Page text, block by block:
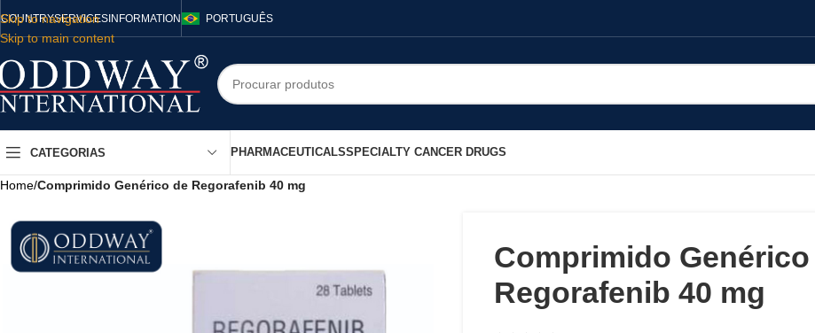
Skip to navigation
Skip to main content
COUNTRYSERVICESINFORMATION PORTUGUÊS
CATEGORIAS PHARMACEUTICALSSPECIALTY CANCER DRUGS
Home/Comprimido Genérico de Regorafenib 40 mg
Comprimido Genérico
Regorafenib 40 mg